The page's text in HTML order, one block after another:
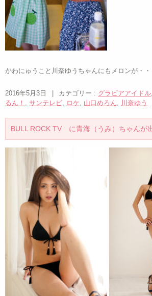
かわにゅうこと川奈ゆうちゃんにもメロンが・・
2016年5月3日 カテゴリー : グラビアアイドル,
るん！ , サンテレビ, ロケ, 山口めろん, 川奈ゆう
BULL ROCK TV に青海（うみ）ちゃんが